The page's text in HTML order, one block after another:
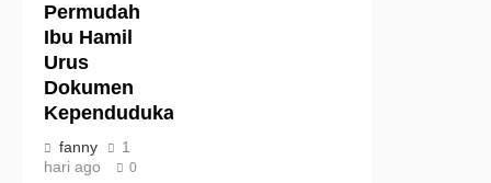
Permudah
Ibu Hamil
Urus
Dokumen
Kependudukan
fanny
1
hari ago
0